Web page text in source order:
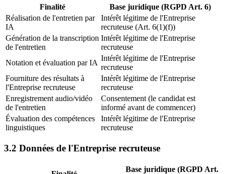
Finalité
Base juridique (RGPD Art. 6)
Réalisation de l'entretien par
IA
Intérêt légitime de l'Entreprise
recruteuse (Art. 6(1)(f))
Génération de la transcription
de l'entretien
Intérêt légitime de l'Entreprise
recruteuse
Notation et évaluation par IA
Intérêt légitime de l'Entreprise
recruteuse
Fourniture des résultats à
l'Entreprise recruteuse
Intérêt légitime de l'Entreprise
recruteuse
Enregistrement audio/vidéo
de l'entretien
Consentement (le candidat est
informé avant de commencer)
Évaluation des compétences
linguistiques
Intérêt légitime de l'Entreprise
recruteuse
3.2 Données de l'Entreprise recruteuse
Base juridique (RGPD Art.